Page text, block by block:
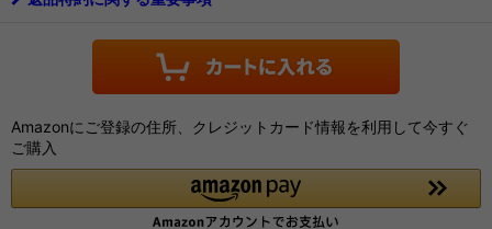
Amazonにご登録の住所、クレジットカード情報を利用して今すぐ
ご購入